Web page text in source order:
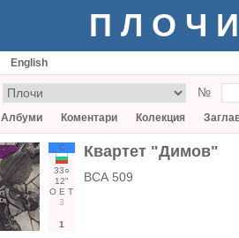
English
№
Албуми Коментари Колекция
С
33○
12"
О Е Т
3
1
Квартет "Димов"
ВСА 509